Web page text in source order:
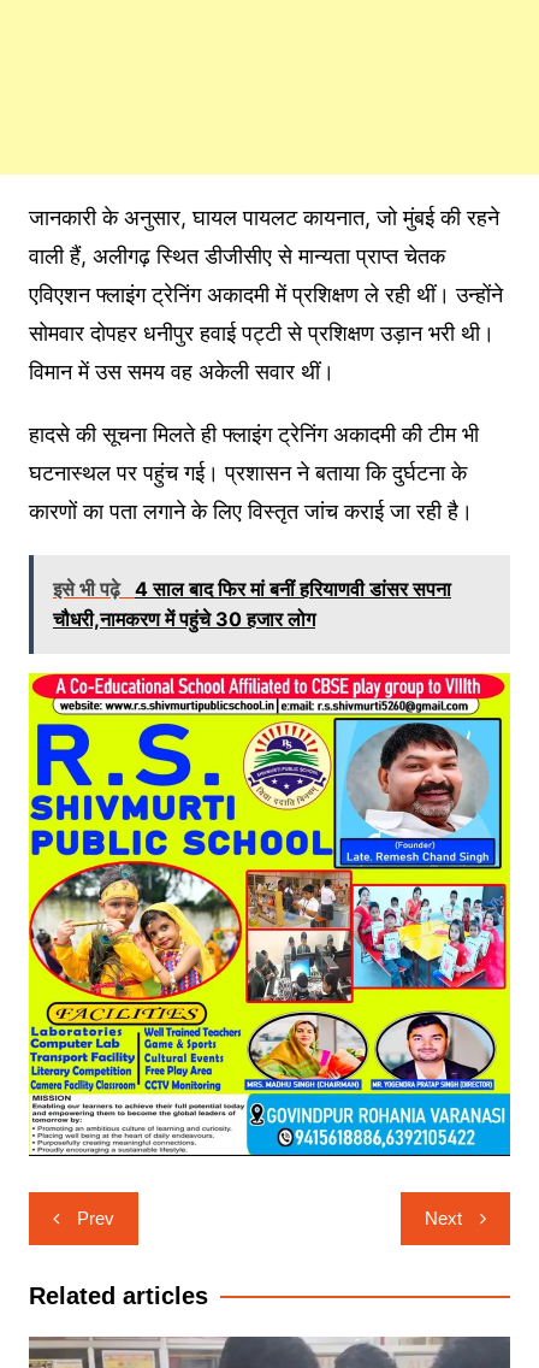
जानकारी के अनुसार, घायल पायलट कायनात, जो मुंबई की रहने
वाली हैं, अलीगढ़ स्थित डीजीसीए से मान्यता प्राप्त चेतक
एविएशन फ्लाइंग ट्रेनिंग अकादमी में प्रशिक्षण ले रही थीं। उन्होंने
सोमवार दोपहर धनीपुर हवाई पट्टी से प्रशिक्षण उड़ान भरी थी।
विमान में उस समय वह अकेली सवार थीं।
हादसे की सूचना मिलते ही फ्लाइंग ट्रेनिंग अकादमी की टीम भी
घटनास्थल पर पहुंच गई। प्रशासन ने बताया कि दुर्घटना के
कारणों का पता लगाने के लिए विस्तृत जांच कराई जा रही है।
इसे भी पढ़े 4 साल बाद फिर मां बनीं हरियाणवी डांसर सपना
चौधरी,नामकरण में पहुंचे 30 हजार लोग
Post
navigation
Prev Next
Related articles